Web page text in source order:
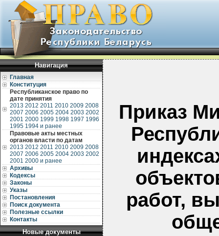
Навигация
Главная
Конституция
Республиканское право по
дате принятия
2013 2012 2011 2010 2009 2008
2007 2006 2005 2004 2003 2002
2001 2000 1999 1998 1997 1996
1995 1994 и ранее
Правовые акты местных
органов власти по датам
2013 2012 2011 2010 2009 2008
2007 2006 2005 2004 2003 2002
2001 2000 и ранее
Архивы
Кодексы
Законы
Указы
Постановления
Поиск документа
Полезные ссылки
Контакты
Новые документы
Приказ
работ,